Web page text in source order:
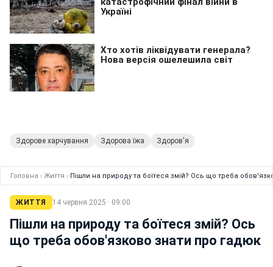
Здорове харчування Здорова їжа Здоров'я
Головна › Життя › Пішли на природу та боїтеся змій? Ось що треба
ЖИТТЯ 14 червня 2025 · 09:00
Пішли на природу та боїтеся змій? Ось
що треба обов'язково знати про гадюк